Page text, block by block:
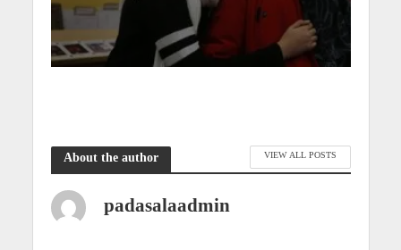
About the author VIEW ALL POSTS
padasalaadmin